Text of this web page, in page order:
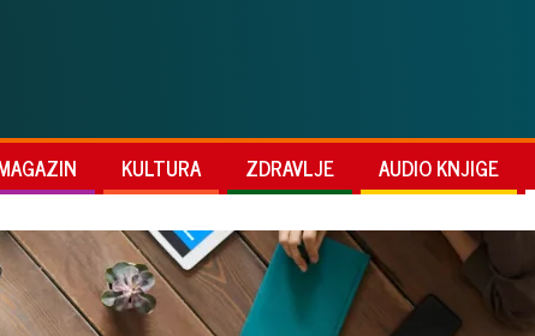
KULTURA ZDRAVLJE AUDIO KNJIGE